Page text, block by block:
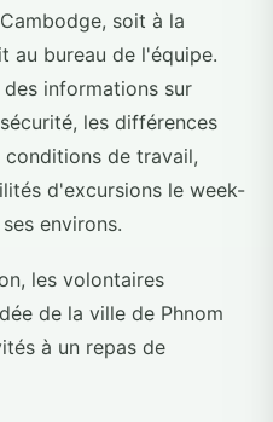
soit à la
au bureau de l'équipe.
informations sur
les différences
de travail,
d'excursions le week-
environs.
les volontaires
de la ville de Phnom
à un repas de